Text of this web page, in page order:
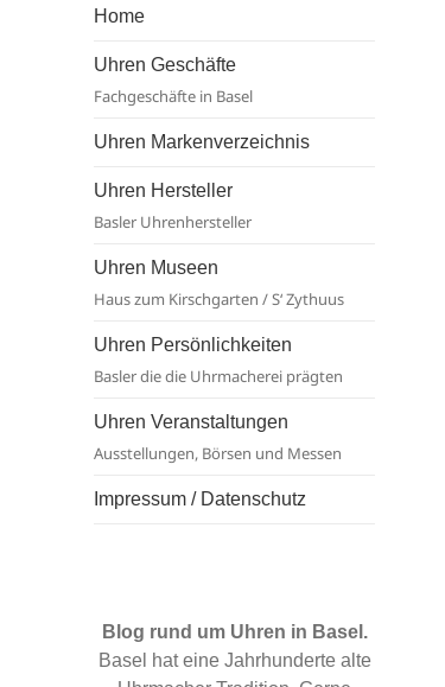
Basel
Home
Uhren Geschäfte
Fachgeschäfte in Basel
Uhren Markenverzeichnis
Uhren Hersteller
Basler Uhrenhersteller
Uhren Museen
Haus zum Kirschgarten / S‘ Zythuus
Uhren Persönlichkeiten
Basler die die Uhrmacherei prägten
Uhren Veranstaltungen
Ausstellungen, Börsen und Messen
Impressum / Datenschutz
Blog rund um Uhren in Basel.
Basel hat eine Jahrhunderte alte